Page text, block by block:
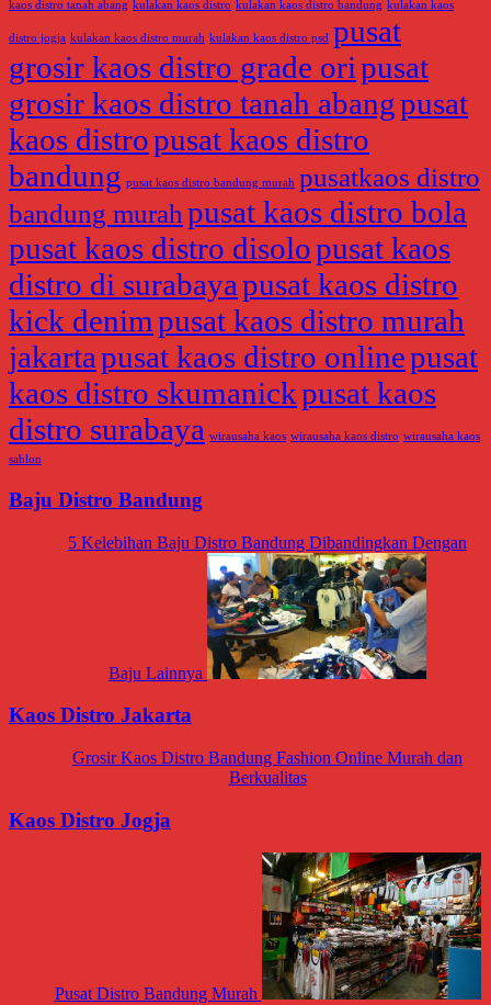
kaos distro tanah abang kulakan kaos distro kulakan kaos distro bandung kulakan kaos
distro jogja kulakan kaos distro murah kulakan kaos distro psd pusat
grosir kaos distro grade oripusat
grosir kaos distro tanah abangpusat
kaos distropusat kaos distro
bandung pusat kaos distro bandung murah pusatkaos distro
bandung murah pusat kaos distro bola
pusat kaos distro disolopusat kaos
distro di surabayapusat kaos distro
kick denimpusat kaos distro murah
jakartapusat kaos distro onlinepusat
kaos distro skumanickpusat kaos
distro surabaya wirausaha kaos wirausaha kaos distro wirausaha kaos
sablon
Baju Distro Bandung
5 Kelebihan Baju Distro Bandung Dibandingkan Dengan
Baju Lainnya
Kaos Distro Jakarta
Grosir Kaos Distro Bandung Fashion Online Murah dan
Berkualitas
Kaos Distro Jogja
Pusat Distro Bandung Murah